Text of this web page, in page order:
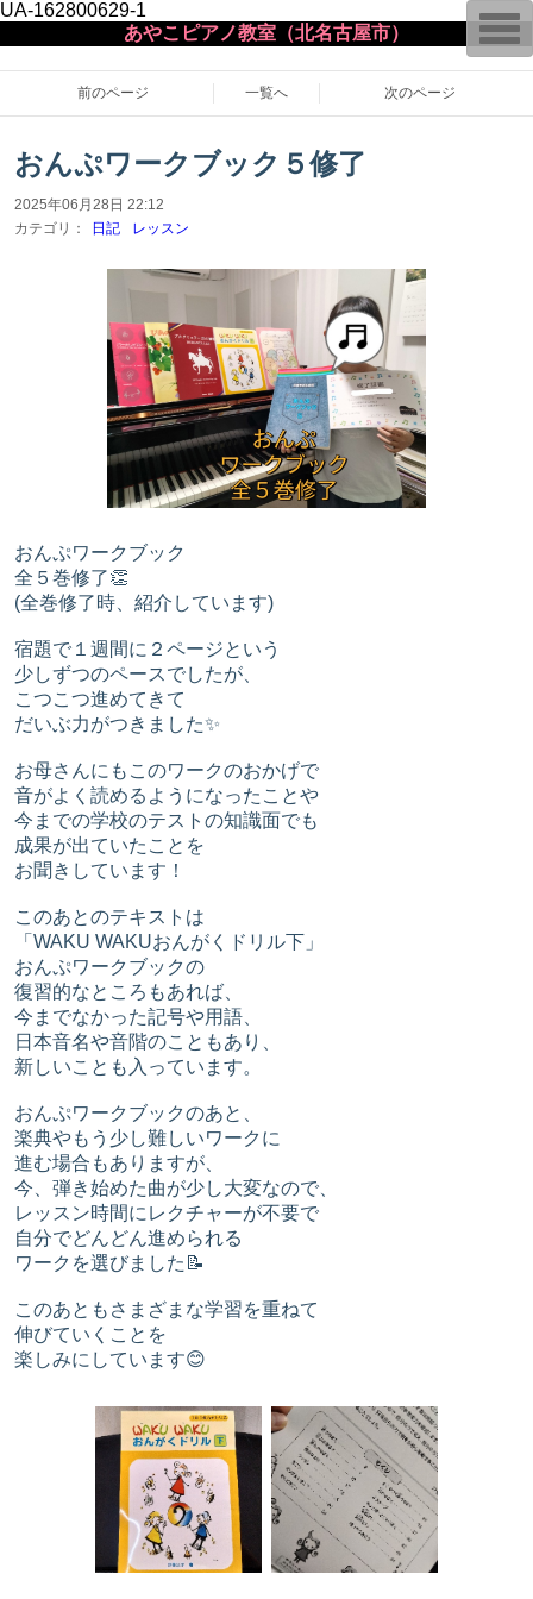
UA-162800629-1
あやこピアノ教室（北名古屋市）
前のページ 一覧へ 次のページ
おんぷワークブック５修了
2025年06月28日 22:12
カテゴリ：
日記 レッスン
おんぷワークブック
全５巻修了👏
(全巻修了時、紹介しています)
宿題で１週間に２ページという
少しずつのペースでしたが、
こつこつ進めてきて
だいぶ力がつきました✨
お母さんにもこのワークのおかげで
音がよく読めるようになったことや
今までの学校のテストの知識面でも
成果が出ていたことを
お聞きしています！
このあとのテキストは
「WAKU WAKUおんがくドリル下」
おんぷワークブックの
復習的なところもあれば、
今までなかった記号や用語、
日本音名や音階のこともあり、
新しいことも入っています。
おんぷワークブックのあと、
楽典やもう少し難しいワークに
進む場合もありますが、
今、弾き始めた曲が少し大変なので、
レッスン時間にレクチャーが不要で
自分でどんどん進められる
ワークを選びました📝
このあともさまざまな学習を重ねて
伸びていくことを
楽しみにしています😊
T
o
g
g